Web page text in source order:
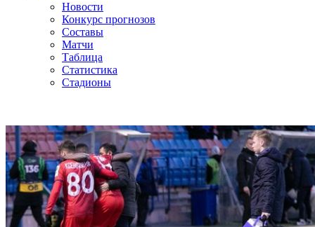
Новости
Конкурс прогнозов
Составы
Матчи
Таблица
Статистика
Стадионы